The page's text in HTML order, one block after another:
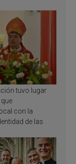
tuvo lugar
con la
de las